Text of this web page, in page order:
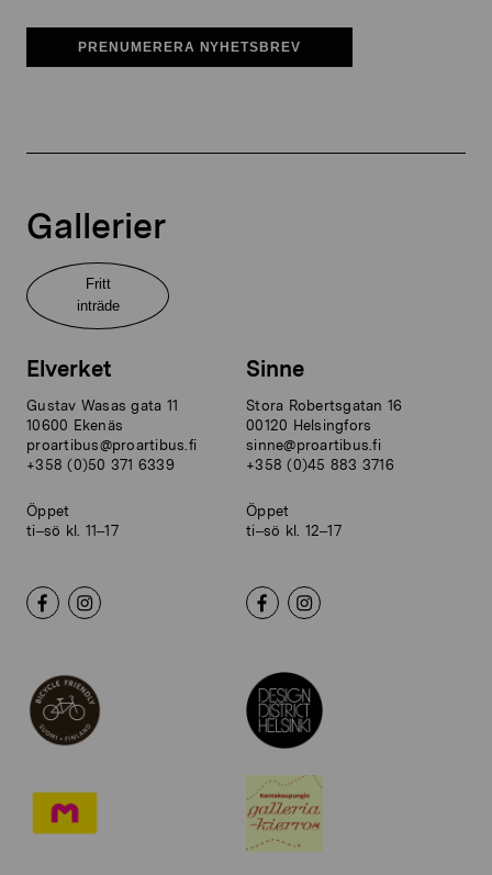
PRENUMERERA NYHETSBREV
Gallerier
Fritt
inträde
Elverket
Gustav Wasas gata 11
10600 Ekenäs
proartibus@proartibus.fi
+358 (0)50 371 6339
Öppet
ti–sö kl. 11–17
Sinne
Stora Robertsgatan 16
00120 Helsingfors
sinne@proartibus.fi
+358 (0)45 883 3716
Öppet
ti–sö kl. 12–17